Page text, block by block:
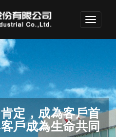
Toggle
定，成為客戶首
戶成為生命共同
格局，領先業界
經驗，為產業界
向世界品質
息。